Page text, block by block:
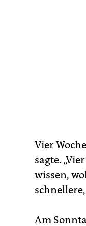
Vier
sagte.
wissen,
Am